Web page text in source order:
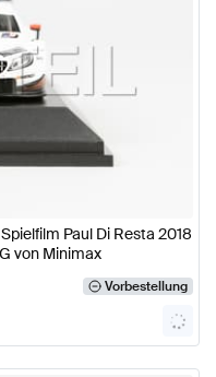
Paul Di Resta 2018
von Minimax
Vorbestellung